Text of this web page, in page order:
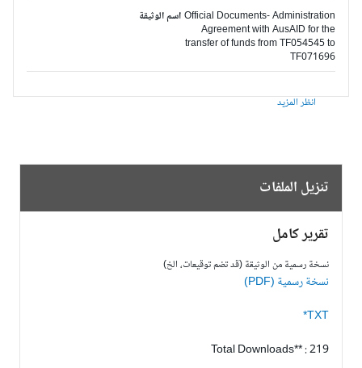
اسم الوثيقة Official Documents- Administration
Agreement with AusAID for the
transfer of funds from TF054545 to
TF071696
انظر المزيد
تنزيل الملفات
تقرير كامل
نسخة رسمية من الوثيقة (قد تضم توقيعات، الخ)
نسخة رسمية (PDF)
TXT*
Total Downloads** : 219